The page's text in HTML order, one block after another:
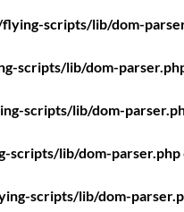
scripts/lib/dom-
scripts/lib/dom-
scripts/lib/dom-
scripts/lib/dom-parser.php
scripts/lib/dom-